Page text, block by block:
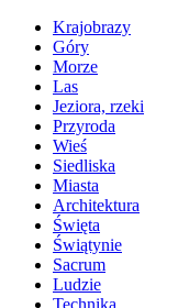
Krajobrazy
Góry
Morze
Las
Jeziora, rzeki
Przyroda
Wieś
Siedliska
Miasta
Architektura
Święta
Świątynie
Sacrum
Ludzie
Technika